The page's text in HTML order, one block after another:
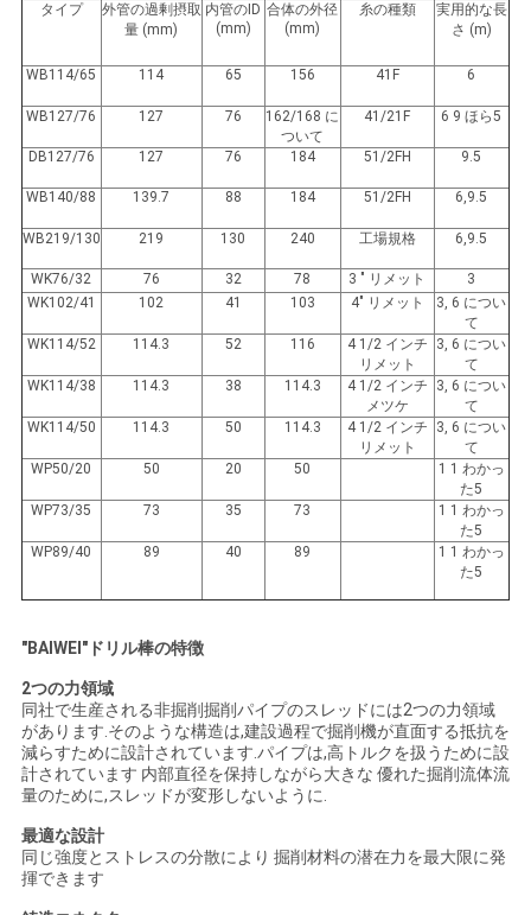
ニ
ュ
ー
ス
ケ
ー
ス
地
図
PRIVACY
タイプ
外管の過剰摂取
量 (mm)
内管のID
(mm)
合体の外径
(mm)
糸の種類
実用的な長
さ (m)
WB114/65 114 65 156 41F 6
WB127/76 127 76
162/168 に
ついて
41/21F 6 9 ほら5
DB127/76 127 76 184 51/2FH 9.5
WB140/88 139.7 88 184 51/2FH 6,9.5
WB219/130 219 130 240 工場規格 6,9.5
WK76/32 76 32 78 3 " リメット
3
WK102/41
102 41 103 4" リメット
3, 6 につい
て
WK114/52
114.3 52 116
4 1/2 インチ
リメット
3, 6 につい
て
WK114/38
114.3 38 114.3
4 1/2 インチ
メツケ
3, 6 につい
て
WK114/50
114.3 50 114.3
4 1/2 インチ
リメット
3, 6 につい
て
WP50/20
50 20 50
1 1 わかっ
た5
WP73/35
73 35 73
1 1 わかっ
た5
WP89/40
89 40 89
1 1 わかっ
た5
"BAIWEI"ドリル棒の特徴
2つの力領域
同社で生産される非掘削掘削パイプのスレッドには2つの力領域
があります.そのような構造は,建設過程で掘削機が直面する抵抗を
減らすために設計されています.パイプは,高トルクを扱うために設
計されています 内部直径を保持しながら大きな 優れた掘削流体流
量のために,スレッドが変形しないように.
最適な設計
同じ強度とストレスの分散により 掘削材料の潜在力を最大限に発
揮できます